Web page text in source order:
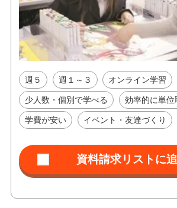
週５ 週１～３ オンライン学習
少人数・個別で学べる 効率的に単位
学費が安い イベント・友達づくり